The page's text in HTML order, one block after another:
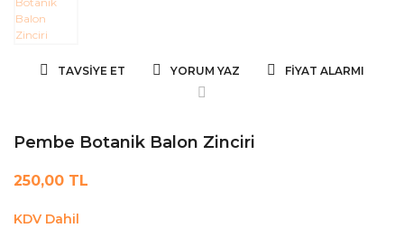
TAVSIYE ET YORUM YAZ FIYAT ALARMI
Pembe Botanik Balon Zinciri
250,00 TL
KDV Dahil